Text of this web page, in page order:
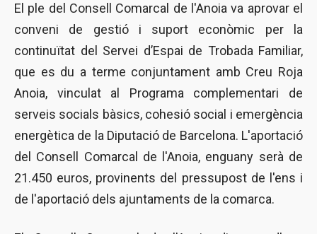
El ple del Consell Comarcal de l'Anoia va aprovar el
conveni de gestió i suport econòmic per la
continuïtat del Servei d’Espai de Trobada Familiar,
que es du a terme conjuntament amb Creu Roja
Anoia, vinculat al Programa complementari de
serveis socials bàsics, cohesió social i emergència
energètica de la Diputació de Barcelona. L'aportació
del Consell Comarcal de l'Anoia, enguany serà de
21.450 euros, provinents del pressupost de l'ens i
de l'aportació dels ajuntaments de la comarca.